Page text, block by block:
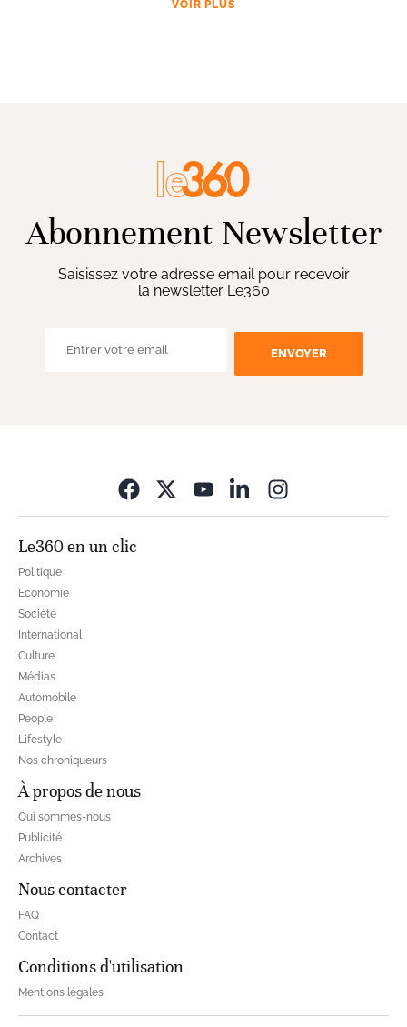
VOIR PLUS
Abonnement Newsletter
Saisissez votre adresse email pour recevoir
la newsletter Le360
ENVOYER
Le360 en un clic
Politique
Economie
Société
International
Culture
Médias
Automobile
People
Lifestyle
Nos chroniqueurs
À propos de nous
Qui sommes-nous
Publicité
Archives
Nous contacter
FAQ
Contact
Conditions d'utilisation
Mentions légales